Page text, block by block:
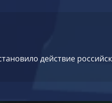
действие